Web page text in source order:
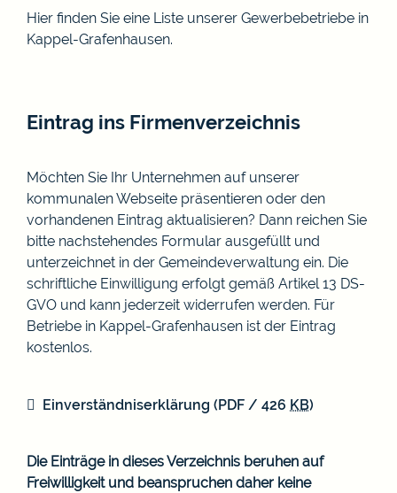
Hier finden Sie eine Liste unserer Gewerbebetriebe in
Kappel-Grafenhausen.
Eintrag ins Firmenverzeichnis
Möchten Sie Ihr Unternehmen auf unserer
kommunalen Webseite präsentieren oder den
vorhandenen Eintrag aktualisieren? Dann reichen Sie
bitte nachstehendes Formular ausgefüllt und
unterzeichnet in der Gemeindeverwaltung ein. Die
schriftliche Einwilligung erfolgt gemäß Artikel 13 DS-
GVO und kann jederzeit widerrufen werden. Für
Betriebe in Kappel-Grafenhausen ist der Eintrag
kostenlos.
Einverständniserklärung (PDF / 426 KB)
Die Einträge in dieses Verzeichnis beruhen auf
Freiwilligkeit und beanspruchen daher keine